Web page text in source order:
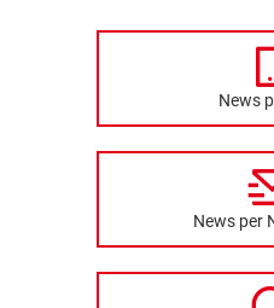
News
News per